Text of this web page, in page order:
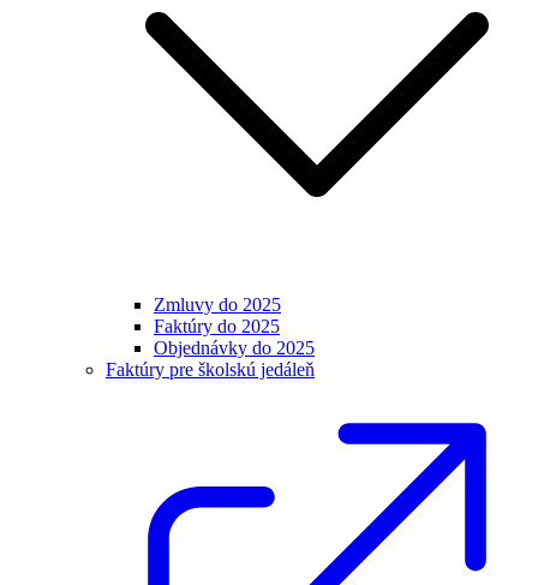
Zmluvy do 2025
Faktúry do 2025
Objednávky do 2025
Faktúry pre školskú jedáleň